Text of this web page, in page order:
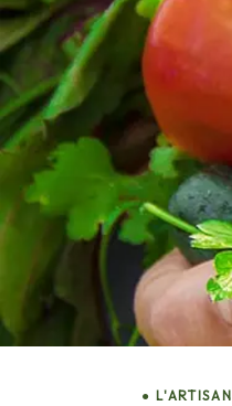
● L'ARTISAN